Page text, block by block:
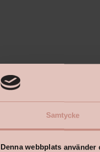
Samtycke
Denna webbplats använder